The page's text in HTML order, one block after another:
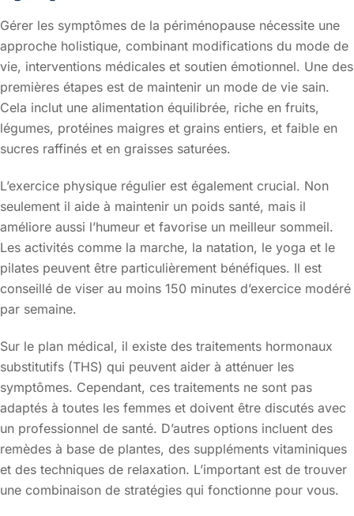
Gérer les symptômes de la périménopause nécessite une
approche holistique, combinant modifications du mode de
vie, interventions médicales et soutien émotionnel. Une des
premières étapes est de maintenir un mode de vie sain.
Cela inclut une alimentation équilibrée, riche en fruits,
légumes, protéines maigres et grains entiers, et faible en
sucres raffinés et en graisses saturées.
L’exercice physique régulier est également crucial. Non
seulement il aide à maintenir un poids santé, mais il
améliore aussi l’humeur et favorise un meilleur sommeil.
Les activités comme la marche, la natation, le yoga et le
pilates peuvent être particulièrement bénéfiques. Il est
conseillé de viser au moins 150 minutes d’exercice modéré
par semaine.
Sur le plan médical, il existe des traitements hormonaux
substitutifs (THS) qui peuvent aider à atténuer les
symptômes. Cependant, ces traitements ne sont pas
adaptés à toutes les femmes et doivent être discutés avec
un professionnel de santé. D’autres options incluent des
remèdes à base de plantes, des suppléments vitaminiques
et des techniques de relaxation. L’important est de trouver
une combinaison de stratégies qui fonctionne pour vous.